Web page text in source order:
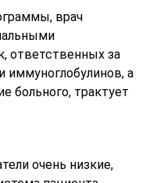
врач
ответственных за
иммуноглобулинов, а
больного, трактует
очень низкие,